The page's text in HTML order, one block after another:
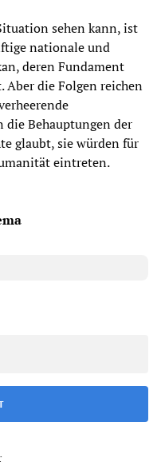
sehen kann, ist
nationale und
deren Fundament
Aber die Folgen reichen
die Behauptungen der
glaubt, sie würden für
eintreten.